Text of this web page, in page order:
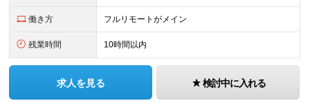
働き方 フルリモートがメイン
残業時間 10時間以内
求人を見る 検討中に入れる